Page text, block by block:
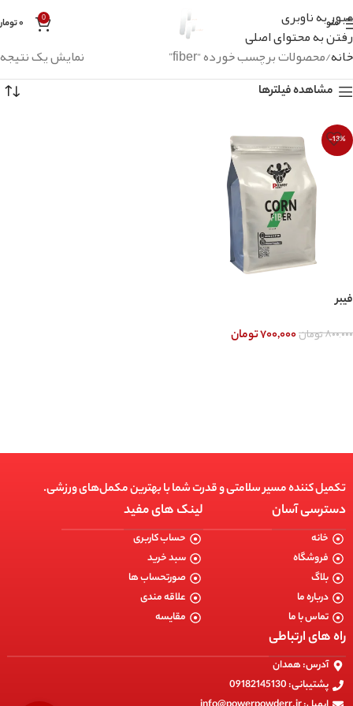
عبور به ناوبری
رفتن به محتوای اصلی
منو 0 ۰
خانه محصولات برچسب خورده “fiber” نمایش یک نتیجه
مشاهده فیلترها
-13%
فیبر
۸۰۰,۰۰۰تومان۷۰۰,۰۰۰تومان
تکمیل کننده مسیر سلامتی و قدرت شما با بهترین مکمل‌های ورزشی.
دسترسی آسان
خانه
فروشگاه
بلاگ
درباره ما
تماس با ما
لینک های مفید
حساب کاربری
سبد خرید
صورتحساب ها
علاقه مندی
مقایسه
راه های ارتباطی
آدرس: همدان
پشتیبانی: 09182145130